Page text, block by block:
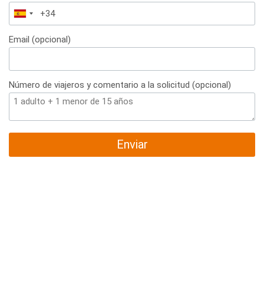
España
+34
Email (opcional)
Número de viajeros y comentario a la solicitud (opcional)
Enviar